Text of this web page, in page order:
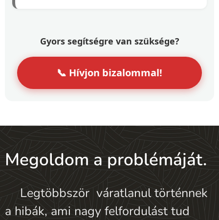
Gyors segítségre van szüksége?
📞 Hívjon bizalommal!
Megoldom a problémáját.
✨Legtöbbször váratlanul történnek
a hibák, ami nagy felfordulást tud